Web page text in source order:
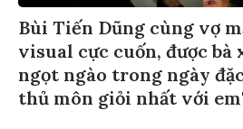
Bùi Tiến Dũng cùng vợ
visual cực cuốn, được bà
ngọt ngào trong ngày
thủ môn giỏi nhất với